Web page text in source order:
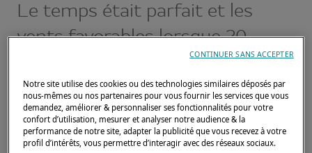
Le temps était parfait et les
vents favorables lorsque 20
catamarans Lagoon ont mis le
cap sur Two Harbors, l'île de
Catalina, en Californie du Sud,
pour l’édition 2022 des Lagoon
Notre site utilise des cookies ou des technologies similaires déposés par
nous-mêmes ou nos partenaires pour vous fournir les services que vous
demandez, améliorer & personnaliser ses fonctionnalités pour votre
confort d’utilisation, mesurer et analyser notre audience & la
performance de notre site, adapter la publicité que vous recevez à votre
profil d’intérêts, vous permettre d’interagir avec des réseaux sociaux.
CONTINUER SANS ACCEPTER